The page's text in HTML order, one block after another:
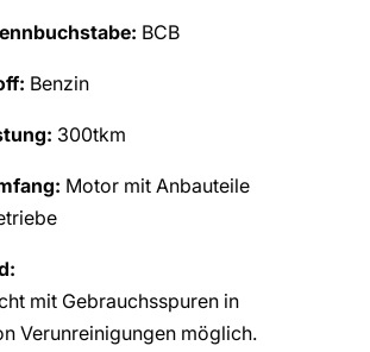
BCB
Benzin
300tkm
Motor mit Anbauteile
mit Gebrauchsspuren in
Verunreinigungen möglich.